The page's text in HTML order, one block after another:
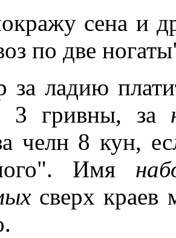
сена и
по две
ладию
3 гривны, за
челн 8 кун,
Имя
сверх краев